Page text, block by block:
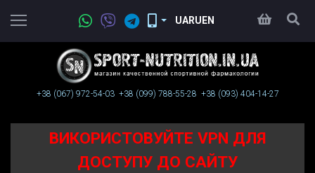
UARUEN
+38 (067) 972-54-03 +38 (099) 788-55-28 +38 (093) 404-14-27
ВИКОРИСТОВУЙТЕ VPN ДЛЯ
ДОСТУПУ ДО САЙТУ